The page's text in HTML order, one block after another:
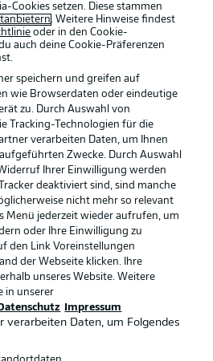
Voreinstellungen verwalten
Nutzungsbedingungen
Kontakt
Impressum
Spieler
Cookies setzen. Diese stammen
. Weitere Hinweise findest
oder in den Cookie-
auch deine Cookie-Präferenzen
speichern und greifen auf
wie Browserdaten oder eindeutige
zu. Durch Auswahl von
Tracking-Technologien für die
verarbeiten Daten, um Ihnen
Zwecke. Durch Auswahl
Ihrer Einwilligung werden
deaktiviert sind, sind manche
nicht mehr so relevant
Menü jederzeit wieder aufrufen, um
oder Ihre Einwilligung zu
den Link Voreinstellungen
der Webseite klicken. Ihre
unseres Website. Weitere
in unserer
Datenschutz Impressum
verarbeiten Daten, um Folgendes